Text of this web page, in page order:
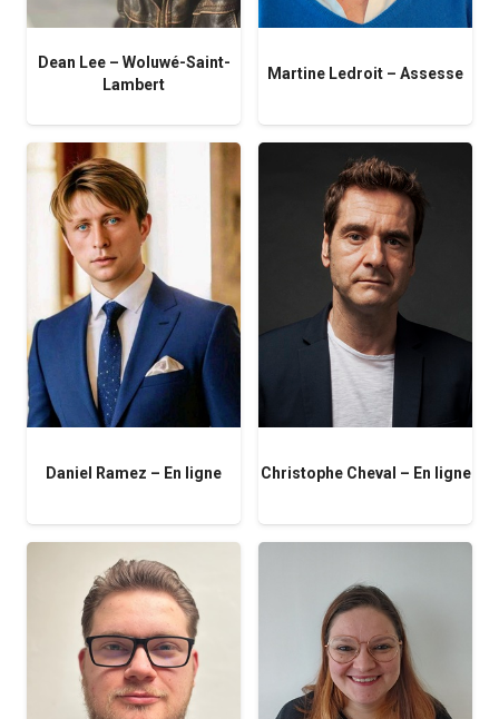
Dean Lee – Woluwé-Saint-
Lambert
Martine Ledroit – Assesse
Daniel Ramez – En ligne Christophe Cheval – En ligne